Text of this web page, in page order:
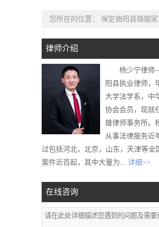
您所在的位置： 保定曲阳县婚姻家
律师介绍
杨少宁律师--
阳县执业律师，
大学法学系，中
协会会员，现就
雄律师事务所。
从事法律服务近
过包括河北，北京，山东，天津等全
案件近百起，其中大量为... 详细>>
在线咨询